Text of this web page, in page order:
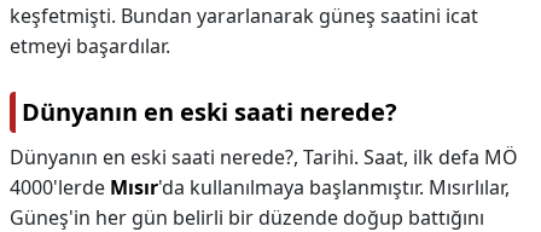
keşfetmişti. Bundan yararlanarak güneş saatini icat
etmeyi başardılar.
Dünyanın en eski saati nerede?
Dünyanın en eski saati nerede?, Tarihi. Saat, ilk defa MÖ
4000'lerde Mısır'da kullanılmaya başlanmıştır. Mısırlılar,
Güneş'in her gün belirli bir düzende doğup battığını